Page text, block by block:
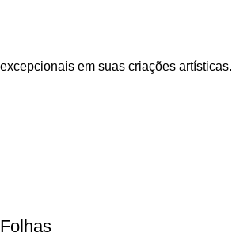
em suas criações artísticas.